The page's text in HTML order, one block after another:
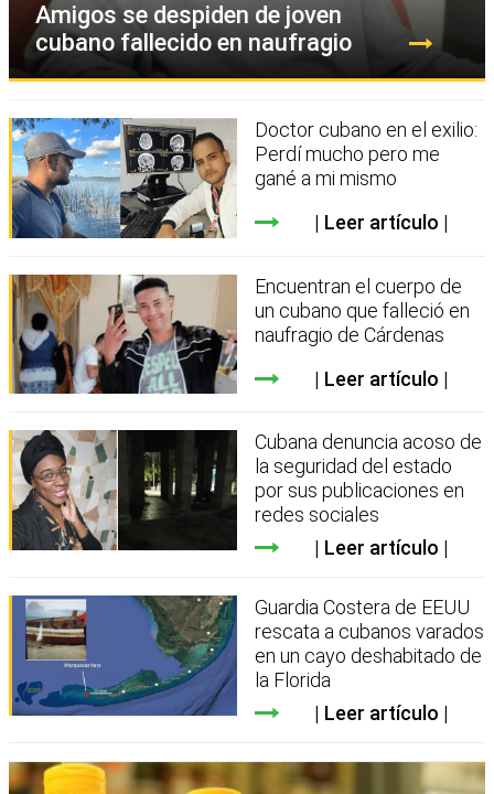
Amigos se despiden de joven
cubano fallecido en naufragio
Doctor cubano en el exilio:
Perdí mucho pero me
gané a mi mismo
Leer artículo
Encuentran el cuerpo de
un cubano que falleció en
naufragio de Cárdenas
Leer artículo
Cubana denuncia acoso de
la seguridad del estado
por sus publicaciones en
redes sociales
Leer artículo
Guardia Costera de EEUU
rescata a cubanos varados
en un cayo deshabitado de
la Florida
Leer artículo